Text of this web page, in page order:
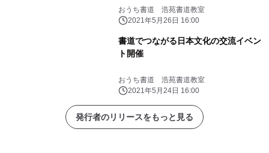
おうち書道 浩苑書道教室
2021年5月26日 16:00
書道でつながる日本文化の交流イベン
ト開催
おうち書道 浩苑書道教室
2021年5月24日 16:00
発行者のリリースをもっと見る